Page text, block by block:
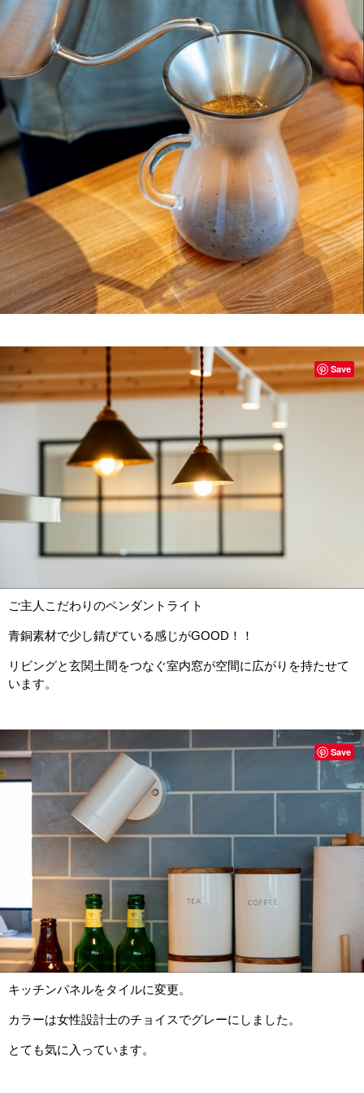
ご主人こだわりのペンダントライト
青銅素材で少し錆びている感じがGOOD！！
リビングと玄関土間をつなぐ室内窓が空間に広がりを持たせて
います。
Save
キッチンパネルをタイルに変更。
カラーは女性設計士のチョイスでグレーにしました。
とても気に入っています。
Save